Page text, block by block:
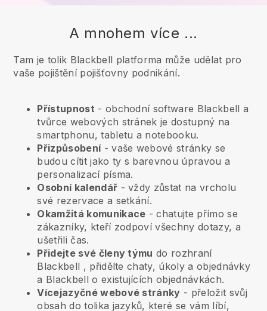
A mnohem více ...
Tam je tolik Blackbell platforma může udělat pro
vaše pojištění pojišťovny podnikání.
Přístupnost - obchodní software Blackbell a
tvůrce webových stránek je dostupný na
smartphonu, tabletu a notebooku.
Přizpůsobení- vaše webové stránky se
budou cítit jako ty s barevnou úpravou a
personalizací písma.
Osobní kalendář - vždy zůstat na vrcholu
své rezervace a setkání.
Okamžitá komunikace - chatujte přímo se
zákazníky, kteří zodpoví všechny dotazy, a
ušetřili čas.
Přidejte své členy týmu do rozhraní
Blackbell , přidělte chaty, úkoly a objednávky
a Blackbell o existujících objednávkách.
Vícejazyčné webové stránky - přeložit svůj
obsah do tolika jazyků, které se vám líbí,